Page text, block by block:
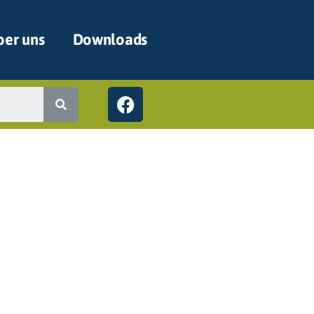
uns Downloads